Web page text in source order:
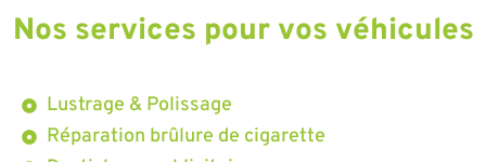
Nos services pour vos véhicules
Lustrage & Polissage
Réparation brûlure de cigarette